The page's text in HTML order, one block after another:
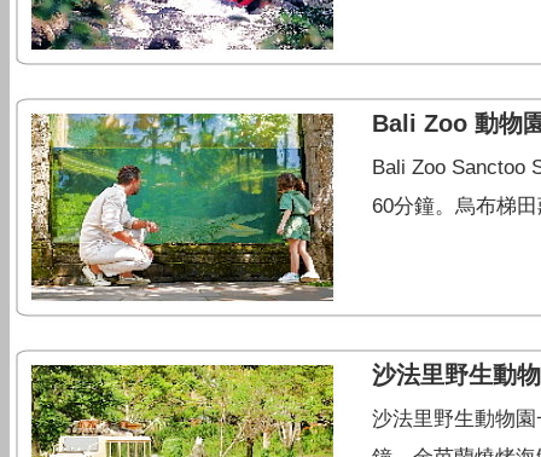
Bali Zoo 動物
Bali Zoo Sanctoo
60分鐘。烏布梯
沙法里野生動
沙法里野生動物